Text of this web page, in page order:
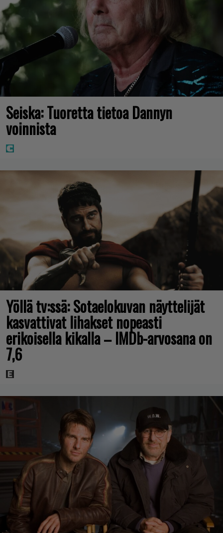
Seiska: Tuoretta tietoa Dannyn
voinnista
Yöllä tv:ssä: Sotaelokuvan näyttelijät
kasvattivat lihakset nopeasti
erikoisella kikalla – IMDb-arvosana on
7,6